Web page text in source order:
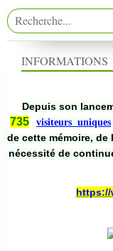
INFORMATIONS
Depuis son
735
visiteurs uniques
de cette mémoire, de
nécessité de
https://